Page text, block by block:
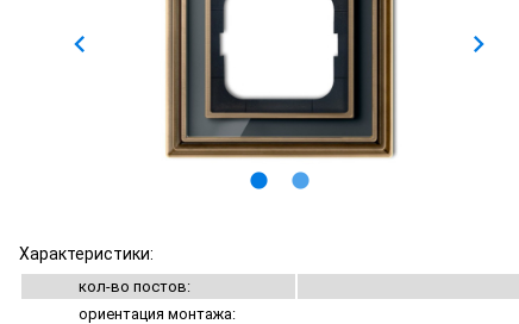
lens lens
chevron_left chevron_right
Характеристики:
кол-во постов:
ориентация монтажа: